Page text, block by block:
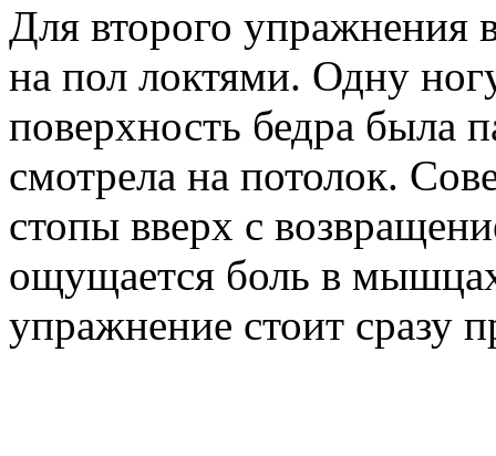
Для второго упражнения
на пол локтями. Одну
поверхность бедра была
смотрела на потолок.
стопы вверх с
ощущается боль в
упражнение стоит сразу